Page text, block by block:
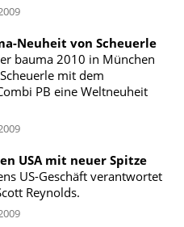
Neuheit von Scheuerle
bauma 2010 in München
mit dem
PB eine Weltneuheit
USA mit neuer Spitze
US-Geschäft verantwortet
Reynolds.